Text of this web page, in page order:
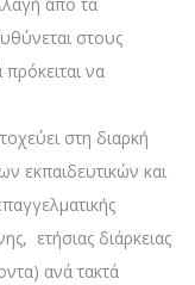
από τα
στους
να
στη διαρκή
εκπαιδευτικών και
ετήσιας διάρκειας
ανά τακτά